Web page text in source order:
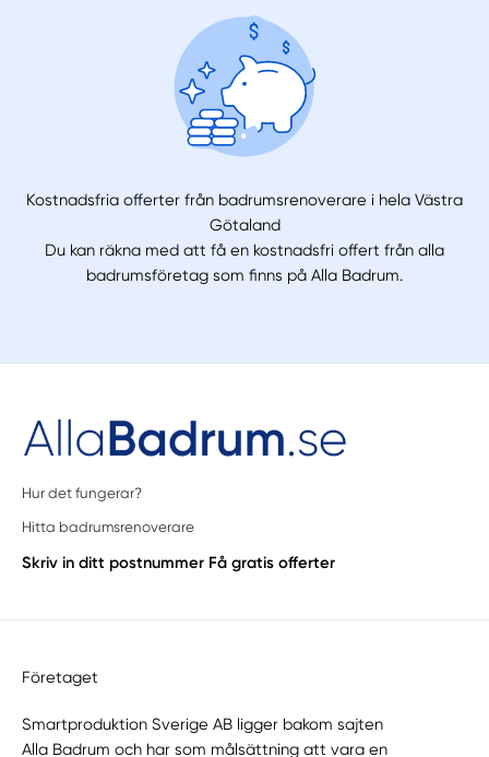
Kostnadsfria offerter från badrumsrenoverare i hela Västra
Götaland
Du kan räkna med att få en kostnadsfri offert från alla
badrumsföretag som finns på Alla Badrum.
Hur det fungerar?
Hitta badrumsrenoverare
Skriv in ditt postnummer Få gratis offerter
Företaget
Smartproduktion Sverige AB ligger bakom sajten
Alla Badrum och har som målsättning att vara en